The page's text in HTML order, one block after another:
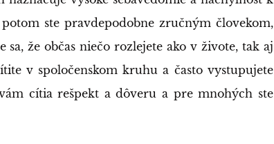
ste pravdepodobne zručným človekom,
že občas niečo rozlejete ako v živote, tak aj
v spoločenskom kruhu a často vystupujete
cítia rešpekt a dôveru a pre mnohých ste